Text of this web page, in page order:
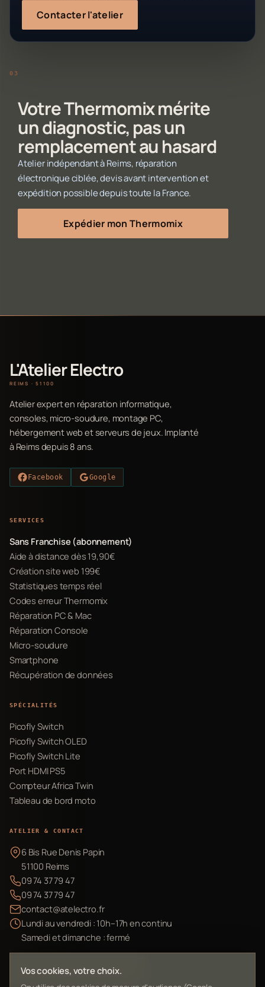
Contacter l'atelier
Votre Thermomix mérite
un diagnostic, pas un
remplacement au hasard
Atelier indépendant à Reims, réparation
électronique ciblée, devis avant intervention et
expédition possible depuis toute la France.
Expédier mon Thermomix
L'Atelier Electro
REIMS · 51100
Atelier expert en réparation informatique,
consoles, micro-soudure, montage PC,
hébergement web et serveurs de jeux. Implanté
à Reims depuis 8 ans.
Facebook Google
SERVICES
Sans Franchise (abonnement)
Aide à distance dès 19,90€
Création site web 199€
Statistiques temps réel
Codes erreur Thermomix
Réparation PC & Mac
Réparation Console
Micro-soudure
Smartphone
Récupération de données
SPÉCIALITÉS
Picofly Switch
Picofly Switch OLED
Picofly Switch Lite
Port HDMI PS5
Compteur Africa Twin
Tableau de bord moto
ATELIER & CONTACT
6 Bis Rue Denis Papin
51100 Reims
09 74 37 79 47
09 74 37 79 47
contact@atelectro.fr
Lundi au vendredi : 10h–17h en continu
Samedi et dimanche : fermé
Envoyer mon matériel
Vos cookies, votre choix.